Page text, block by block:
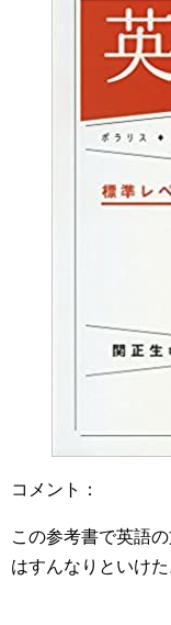
コメント：
この参考書で英語
はすんなりといけた